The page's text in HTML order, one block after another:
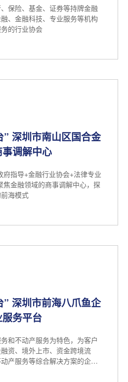
保险、基金、证券等持牌金融
、金融科技、专业服务等机构
的行业协会
” 深圳市南山区国合金
调解中心
府指导+金融行业协会+法律专业
焦金融领域的商事调解中心，探
海模式
” 深圳市前海八爪鱼企
服务平台
和不动产服务为特色，为客户
资、境外上市、资金跨境流
产服务等综合解决方案的企业